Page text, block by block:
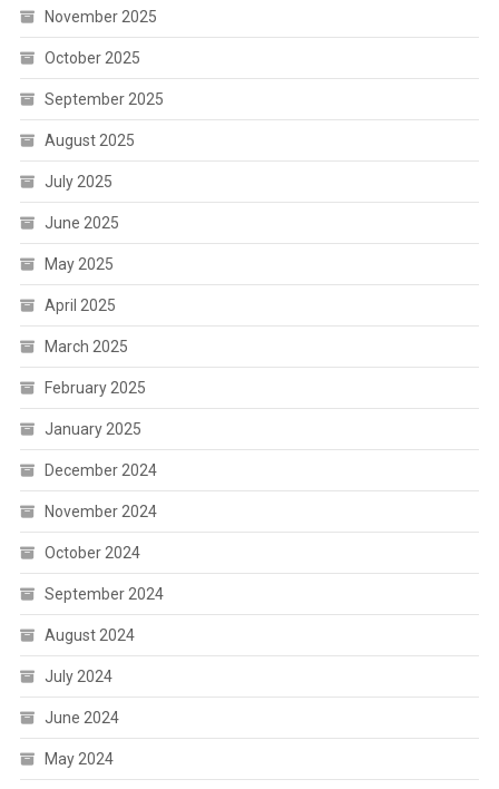
November 2025
October 2025
September 2025
August 2025
July 2025
June 2025
May 2025
April 2025
March 2025
February 2025
January 2025
December 2024
November 2024
October 2024
September 2024
August 2024
July 2024
June 2024
May 2024